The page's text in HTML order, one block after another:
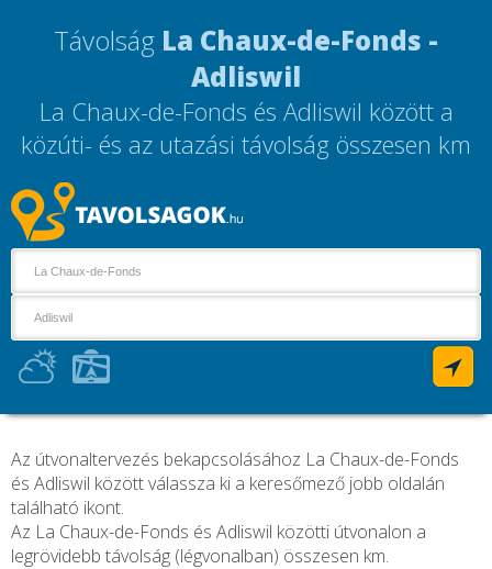
Távolság La Chaux-de-Fonds -
Adliswil
La Chaux-de-Fonds és Adliswil között a
közúti- és az utazási távolság összesen km
Az útvonaltervezés bekapcsolásához La Chaux-de-Fonds
és Adliswil között válassza ki a keresőmező jobb oldalán
található ikont.
Az La Chaux-de-Fonds és Adliswil közötti útvonalon a
legrövidebb távolság (légvonalban) összesen km.